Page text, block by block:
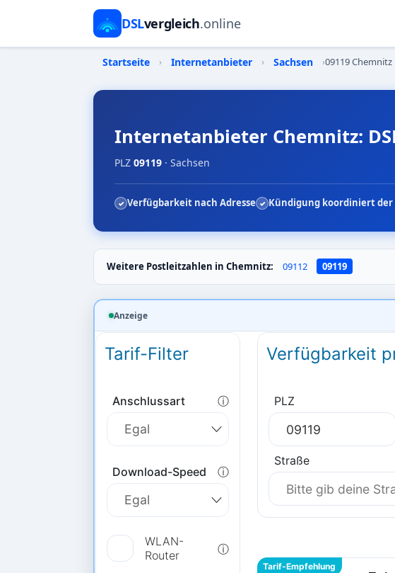
DSLvergleich.online
Startseite › Internetanbieter › Sachsen ›09119 Chemnitz
Internetanbieter Chemnitz:
PLZ 09119 · Sachsen
Verfügbarkeit nach Adresse Kündigung koordiniert
Weitere Postleitzahlen in Chemnitz: 09112 09119
Anzeige